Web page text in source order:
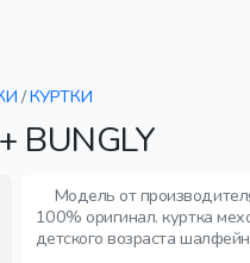
/КУРТКИ
Модель от
100% оригинал. куртка
детского возраста